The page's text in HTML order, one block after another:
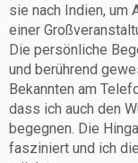
sie nach Indien, um
einer
Die persönliche
und berührend
Bekannten am
dass ich auch den
begegnen. Die
fasziniert und ich